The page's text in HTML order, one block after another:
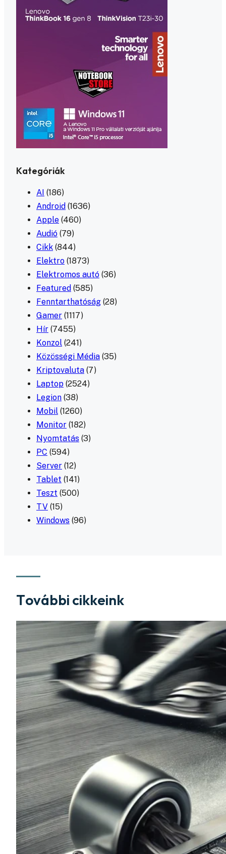
Kategóriák
AI (186)
Android (1636)
Apple (460)
Audió (79)
Cikk (844)
Elektro (1873)
Elektromos autó (36)
Featured (585)
Fenntarthatóság (28)
Gamer (1117)
Hír (7455)
Konzol (241)
Közösségi Média (35)
Kriptovaluta (7)
Laptop (2524)
Legion (38)
Mobil (1260)
Monitor (182)
Nyomtatás (3)
PC (594)
Server (12)
Tablet (141)
Teszt (500)
TV (15)
Windows (96)
További cikkeink